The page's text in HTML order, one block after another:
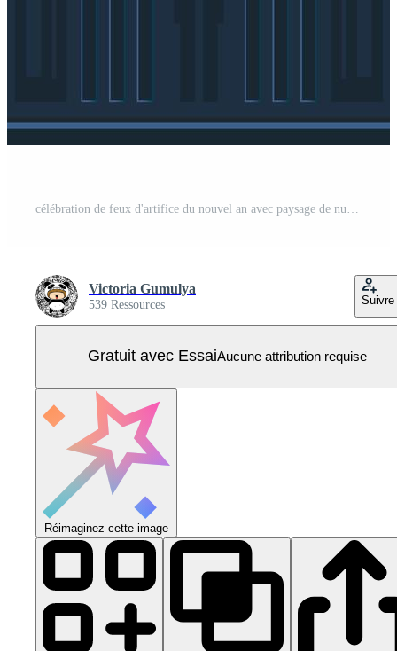
Victoria Gumulya
539 Ressources Suivre
Gratuit avec EssaiAucune attribution requise
Réimaginez cette image